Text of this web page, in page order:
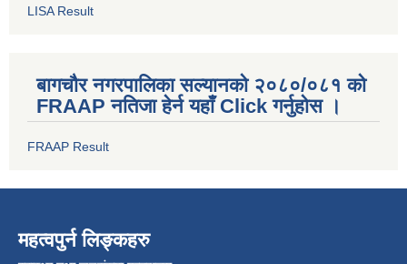
LISA Result
बागचौर नगरपालिका सल्यानको २०८०/०८१ को
FRAAP नतिजा हेर्न यहाँ Click गर्नुहोस ।
FRAAP Result
महत्वपुर्न लिङ्कहरु